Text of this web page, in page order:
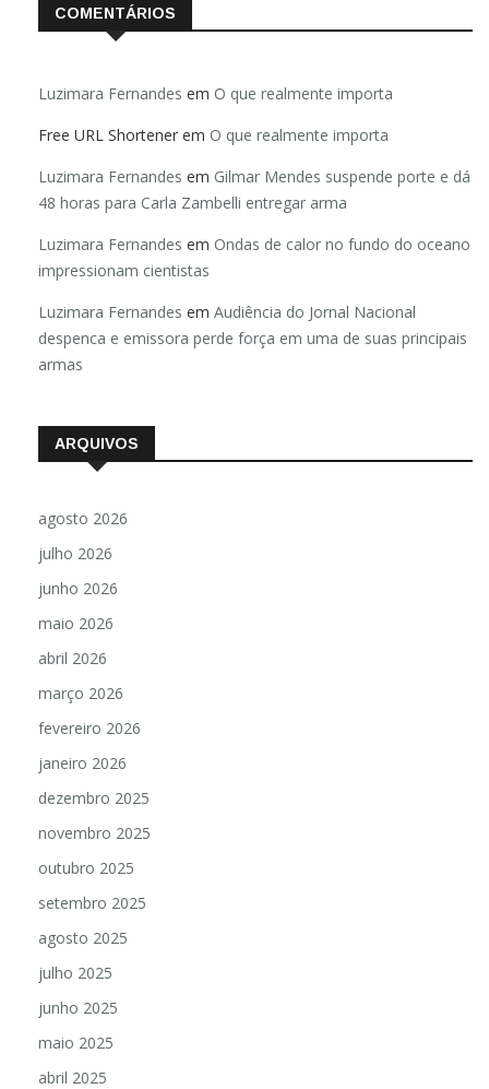
COMENTÁRIOS
Luzimara Fernandes em O que realmente importa
Free URL Shortener em O que realmente importa
Luzimara Fernandes em Gilmar Mendes suspende porte e dá
48 horas para Carla Zambelli entregar arma
Luzimara Fernandes em Ondas de calor no fundo do oceano
impressionam cientistas
Luzimara Fernandes em Audiência do Jornal Nacional
despenca e emissora perde força em uma de suas principais
armas
ARQUIVOS
agosto 2026
julho 2026
junho 2026
maio 2026
abril 2026
março 2026
fevereiro 2026
janeiro 2026
dezembro 2025
novembro 2025
outubro 2025
setembro 2025
agosto 2025
julho 2025
junho 2025
maio 2025
abril 2025